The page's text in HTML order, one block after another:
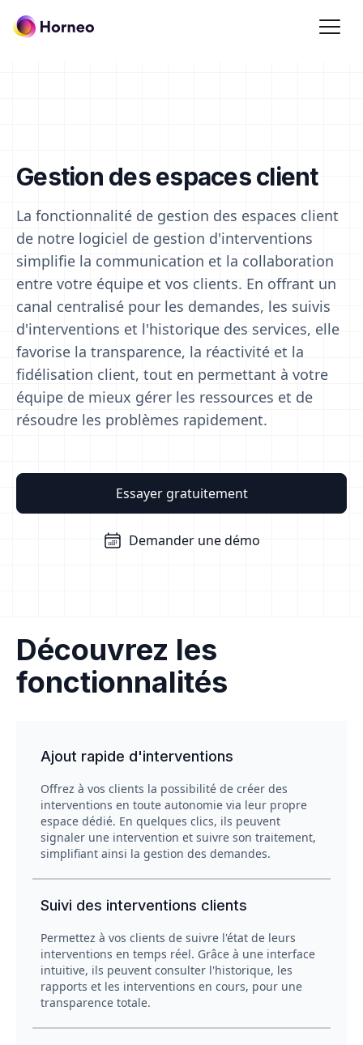
Gestion des espaces client
La fonctionnalité de gestion des espaces client
de notre logiciel de gestion d'interventions
simplifie la communication et la collaboration
entre votre équipe et vos clients. En offrant un
canal centralisé pour les demandes, les suivis
d'interventions et l'historique des services, elle
favorise la transparence, la réactivité et la
fidélisation client, tout en permettant à votre
équipe de mieux gérer les ressources et de
résoudre les problèmes rapidement.
Essayer gratuitement
Demander une démo
Découvrez les
fonctionnalités
Ajout rapide d'interventions
Offrez à vos clients la possibilité de créer des
interventions en toute autonomie via leur propre
espace dédié. En quelques clics, ils peuvent
signaler une intervention et suivre son traitement,
simplifiant ainsi la gestion des demandes.
Suivi des interventions clients
Permettez à vos clients de suivre l'état de leurs
interventions en temps réel. Grâce à une interface
intuitive, ils peuvent consulter l'historique, les
rapports et les interventions en cours, pour une
transparence totale.